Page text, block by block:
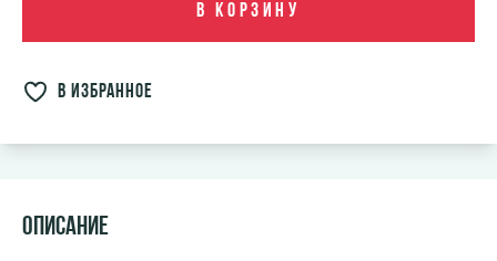
В корзину
в избранное
Описание